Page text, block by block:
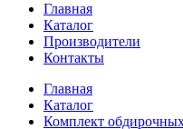
Главная
Каталог
Производители
Контакты
Главная
Каталог
Комплект